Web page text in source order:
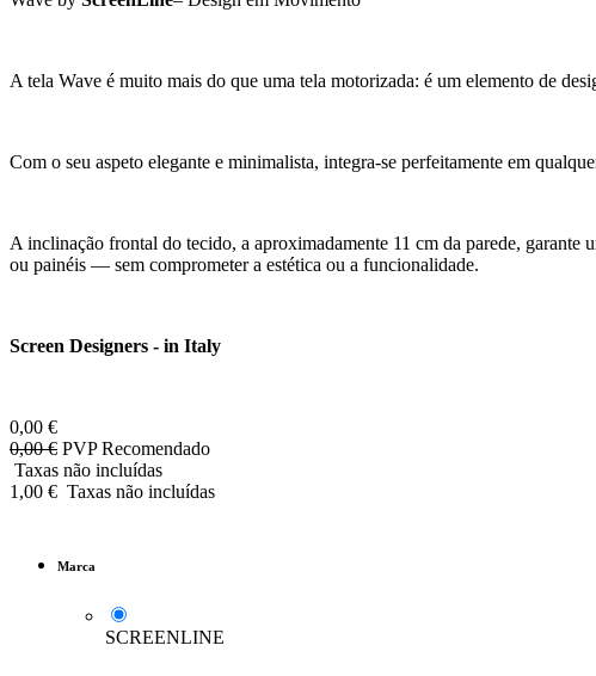
A tela Wave é muito mais do que uma tela motorizada: é um elemento de
Com o seu aspeto elegante e minimalista, integra-se perfeitamente em
A inclinação frontal do tecido, a aproximadamente 11 cm da parede,
ou painéis — sem comprometer a estética ou a funcionalidade.
Screen Designers - in Italy
0,00 €
0,00€ PVP Recomendado
Taxas não incluídas
1,00 € Taxas não incluídas
Marca
SCREENLINE